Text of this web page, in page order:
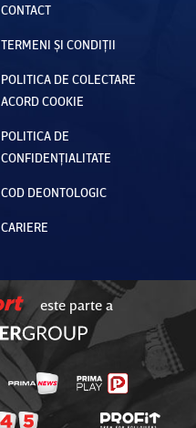
CONTACT
TERMENI ȘI CONDIȚII
POLITICA DE COLECTARE
ACORD COOKIE
POLITICA DE
CONFIDENȚIALITATE
COD DEONTOLOGIC
CARIERE
este parte a